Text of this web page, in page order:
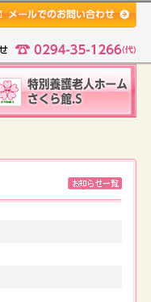
館.S 特養老人ホーム